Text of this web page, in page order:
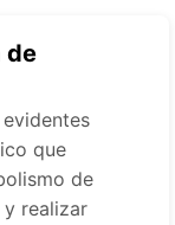
de
que
de
realizar